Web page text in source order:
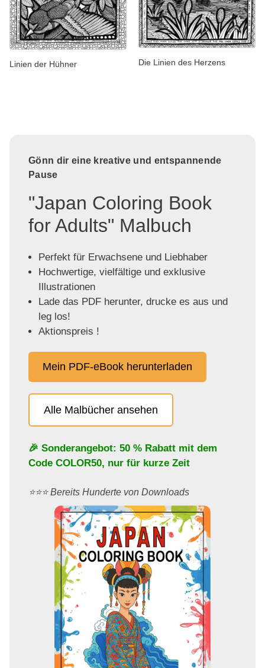
Linien der Hühner Die Linien des Herzens
Gönn dir eine kreative und entspannende
Pause
"Japan Coloring Book
for Adults" Malbuch
Perfekt für Erwachsene und Liebhaber
Hochwertige, vielfältige und exklusive
Illustrationen
Lade das PDF herunter, drucke es aus und
leg los!
Aktionspreis !
Mein PDF-eBook herunterladen
Alle Malbücher ansehen
🎉 Sonderangebot: 50 % Rabatt mit dem
Code COLOR50, nur für kurze Zeit
⭐️⭐️⭐️ Bereits Hunderte von Downloads